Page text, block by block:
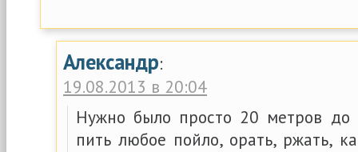
Александр:
19.08.2013 в 20:04
Нужно было просто 20 метров
пить любое пойло, орать, ржать,